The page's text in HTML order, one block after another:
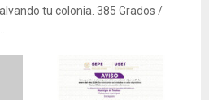
tu colonia. 385 Grados /